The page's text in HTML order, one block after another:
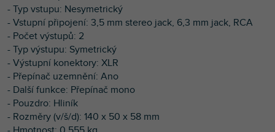
- Typ vstupu: Nesymetrický
- Vstupní připojení: 3,5 mm stereo jack, 6,3 mm jack, RCA
- Počet výstupů: 2
- Typ výstupu: Symetrický
- Výstupní konektory: XLR
- Přepínač uzemnění: Ano
- Další funkce: Přepínač mono
- Pouzdro: Hliník
- Rozměry (v/š/d): 140 x 50 x 58 mm